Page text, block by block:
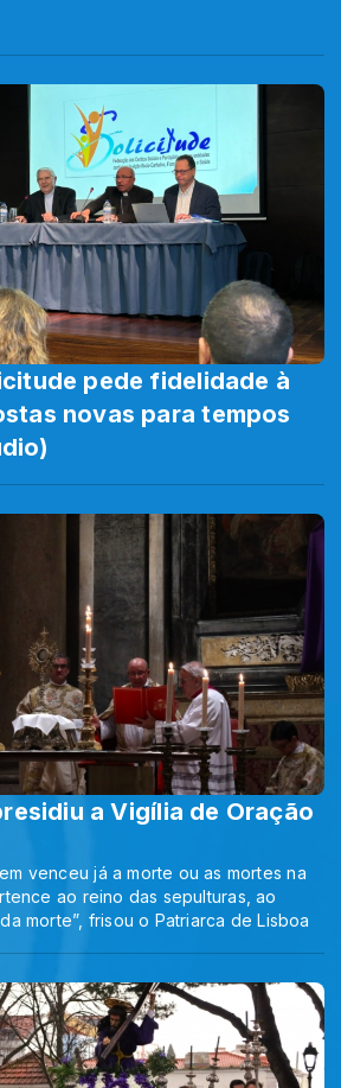
pede fidelidade à
novas para tempos
a Vigília de Oração
venceu já a morte ou as mortes na
ao reino das sepulturas, ao
morte”, frisou o Patriarca de Lisboa